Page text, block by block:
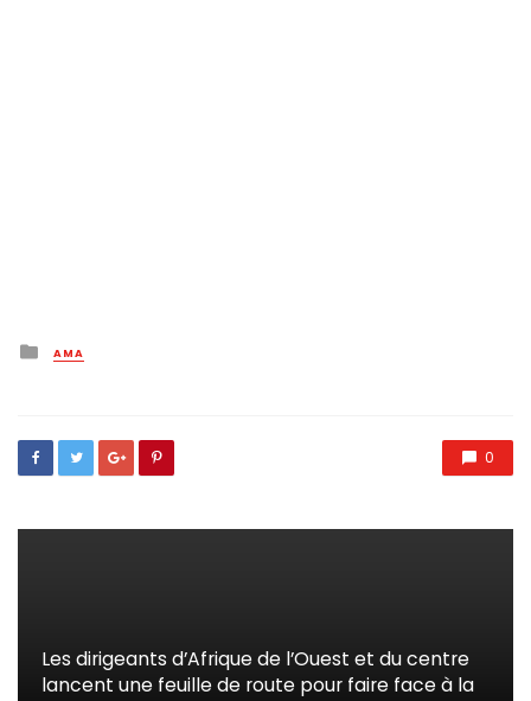
Posted
in
AMA
0
Les dirigeants d’Afrique de l’Ouest et du centre
lancent une feuille de route pour faire face à la